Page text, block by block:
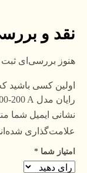
نقد و
هنوز بررسی‌ای
اولین کسی باشید
رایان مدل ETA4 100-200 A”
نشانی ایمیل شما
علامت‌گذاری
امتیاز شما *